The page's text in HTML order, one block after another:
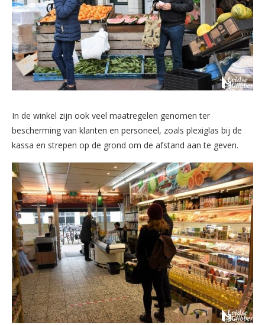
In de winkel zijn ook veel maatregelen genomen ter
bescherming van klanten en personeel, zoals plexiglas bij de
kassa en strepen op de grond om de afstand aan te geven.